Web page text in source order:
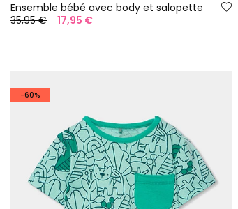
Ensemble bébé avec body et salopette
35,95 €
17,95 €
-60%